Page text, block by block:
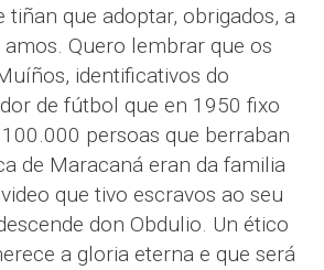
tiñan que adoptar, obrigados, a
Quero lembrar que os
identificativos do
de fútbol que en 1950 fixo
persoas que berraban
de Maracaná eran da familia
que tivo escravos ao seu
don Obdulio. Un ético
a gloria eterna e que será